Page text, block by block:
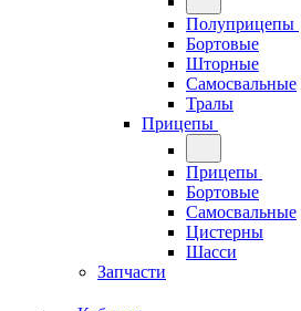
Полуприцепы
Бортовые
Шторные
Самосвальные
Тралы
Прицепы
Прицепы
Бортовые
Самосвальные
Цистерны
Шасси
Запчасти